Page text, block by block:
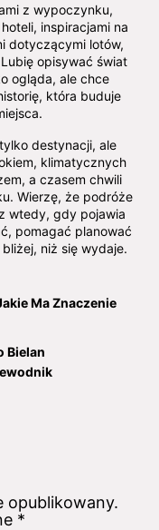
z wypoczynku,
inspiracjami na
dotyczącymi lotów,
opisywać świat
ogląda, ale chce
która buduje
destynacji, ale
klimatycznych
a czasem chwili
Wierzę, że podróże
wtedy, gdy pojawia
pomagać planować
niż się wydaje.
Ma Znaczenie
Bielan
opublikowany.
*